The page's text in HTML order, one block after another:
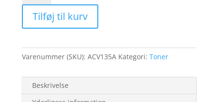
TN626M
Toner
magenta
antal
Tilføj til kurv
Varenummer (SKU): ACV135A Kategori: Toner
Beskrivelse